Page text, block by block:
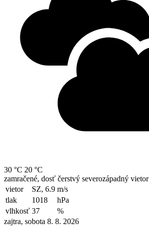
30 °C 20 °C
zamračené, dosť čerstvý severozápadný vietor
vietor
SZ, 6.9 m/s
tlak
1018
hPa
vlhkosť 37
%
zajtra, sobota 8. 8. 2026